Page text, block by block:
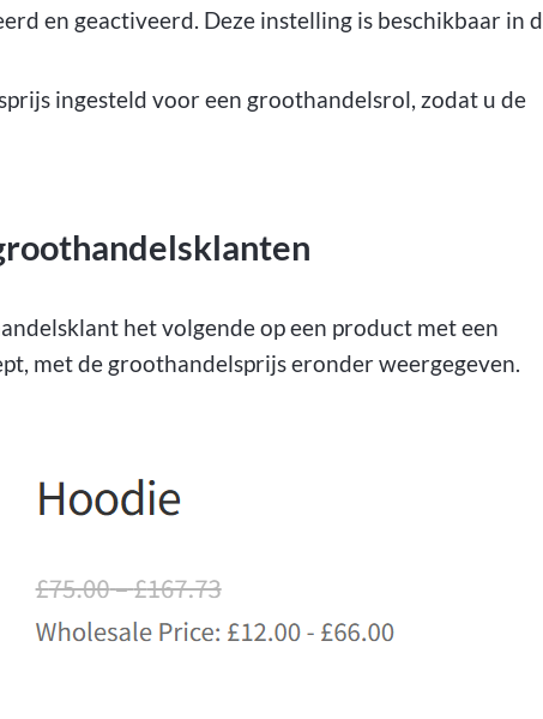
en geactiveerd. Deze instelling is beschikbaar in
ingesteld voor een groothandelsrol, zodat u de
het volgende op een product met een
met de groothandelsprijs eronder weergegeven.